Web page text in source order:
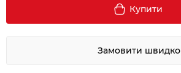
Купити
Замовити швидко